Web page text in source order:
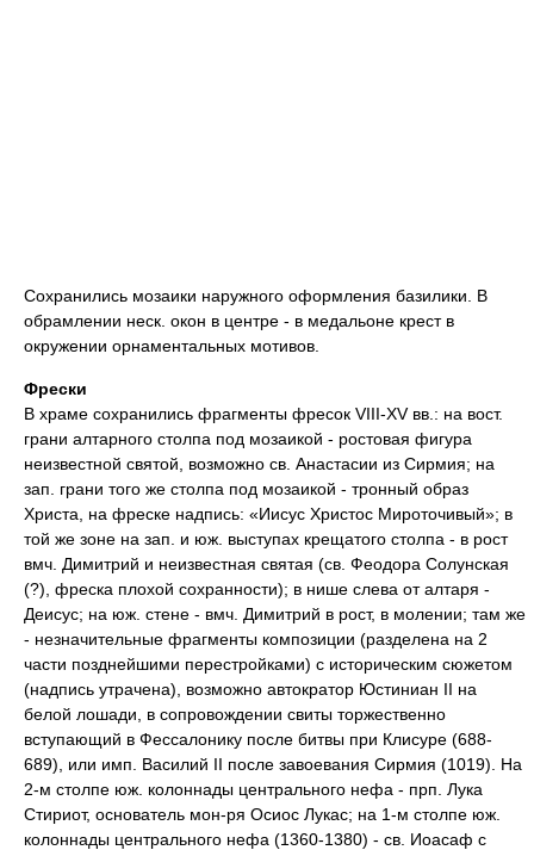
Сохранились мозаики наружного оформления базилики. В
обрамлении неск. окон в центре - в медальоне крест в
окружении орнаментальных мотивов.
Фрески
В храме сохранились фрагменты фресок VIII-XV вв.: на вост.
грани алтарного столпа под мозаикой - ростовая фигура
неизвестной святой, возможно св. Анастасии из Сирмия; на
зап. грани того же столпа под мозаикой - тронный образ
Христа, на фреске надпись: «Иисус Христос Мироточивый»; в
той же зоне на зап. и юж. выступах крещатого столпа - в рост
вмч. Димитрий и неизвестная святая (св. Феодора Солунская
(?), фреска плохой сохранности); в нише слева от алтаря -
Деисус; на юж. стене - вмч. Димитрий в рост, в молении; там же
- незначительные фрагменты композиции (разделена на 2
части позднейшими перестройками) с историческим сюжетом
(надпись утрачена), возможно автократор Юстиниан II на
белой лошади, в сопровождении свиты торжественно
вступающий в Фессалонику после битвы при Клисуре (688-
689), или имп. Василий II после завоевания Сирмия (1019). На
2-м столпе юж. колоннады центрального нефа - прп. Лука
Стириот, основатель мон-ря Осиос Лукас; на 1-м столпе юж.
колоннады центрального нефа (1360-1380) - св. Иоасаф с